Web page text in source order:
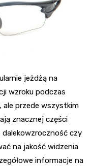
jeżdżą na
wzroku podczas
przede wszystkim
znacznej części
czy
na jakość widzenia
informacje na